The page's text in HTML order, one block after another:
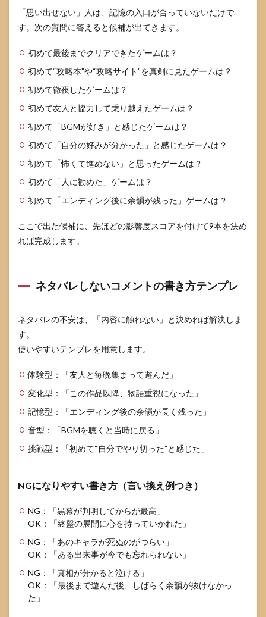
「思い出せない」人は、記憶の入口が合っていないだけで
す。次の質問に答えると候補が出てきます。
初めて最後までクリアできたゲームは？
初めて“攻略本”や“攻略サイト”を真剣に見たゲームは？
初めて徹夜したゲームは？
初めて友人と協力して乗り越えたゲームは？
初めて「BGMが好き」と感じたゲームは？
初めて「自分の好みが分かった」と感じたゲームは？
初めて「怖くて進めない」と思ったゲームは？
初めて「人に勧めた」ゲームは？
初めて「エンディング後に余韻が残った」ゲームは？
ここで出た候補に、先ほどの影響度スコアを付けて9本を決め
れば完成します。
ネタバレしないコメントの書き方テンプレ
ネタバレの不安は、「内容に触れない」と決めれば解決しま
す。
使いやすいテンプレを用意します。
体験型：「友人と毎晩集まって遊んだ」
変化型：「この作品以降、物語重視になった」
記憶型：「エンディング後の余韻が長く残った」
音型：「BGMを聴くと当時に戻る」
挑戦型：「初めて“自分でやり切った”と感じた」
NGになりやすい書き方（言い換え例つき）
NG：「黒幕が判明してからが最高」
OK：「終盤の展開に心を持っていかれた」
NG：「あのキャラが死ぬのがつらい」
OK：「ある出来事が今でも忘れられない」
NG：「真相が分かると泣ける」
OK：「最後まで遊んだ後、しばらく余韻が抜けなかっ
た」